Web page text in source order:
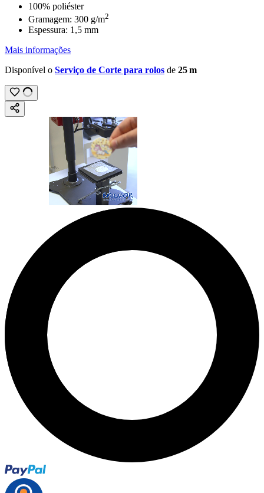
100% poliéster
Gramagem: 300 g/m2
Espessura: 1,5 mm
Mais informações
Disponível o Serviço de Corte para rolos de 25 m